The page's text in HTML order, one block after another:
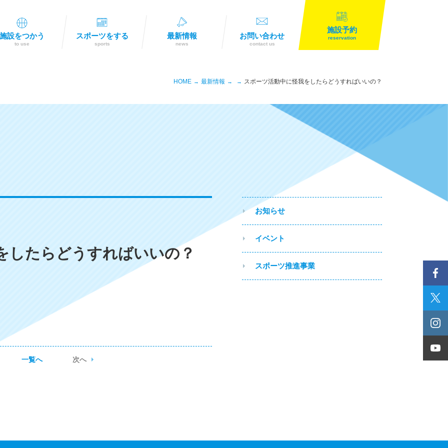
施設をつかう
to use
スポーツをする
sports
最新情報
news
お問い合わせ
contact us
施設予約
reservation
HOME 最新情報 スポーツ活動中に怪我をしたらどうすればいいの？
したらどうすればいいの？
一覧へ 次へ
お知らせ
イベント
スポーツ推進事業